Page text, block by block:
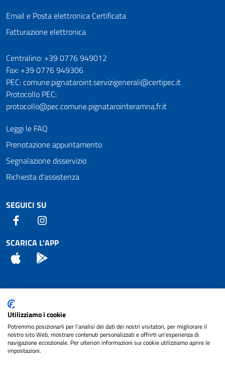
Email e Posta elettronica Certificata
Fatturazione elettronica
Numeri utili
Centralino: +39 0776 949012
Fax: +39 0776 949306
PEC: comune.pignataroint.servizigenerali@certipec.it
Protocollo PEC:
protocollo@pec.comune.pignatarointeramna.fr.it
Leggi le FAQ
Prenotazione appuntamento
Segnalazione disservizio
Richiesta d'assistenza
SEGUICI SU
Facebook
SCARICA L'APP
App Store
Attuazione Misure PNRR
Piano di miglioramento del sito
Utilizziamo i cookie
Potremmo posizionarli per l'analisi dei dati dei nostri visitatori, per migliorare il
nostro sito Web, mostrare contenuti personalizzati e offrirti un'esperienza di
navigazione eccezionale. Per ulteriori informazioni sui cookie utilizziamo aprire le
impostazioni.